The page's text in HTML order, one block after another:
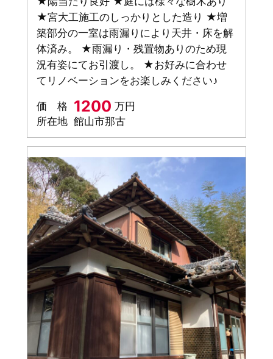
★宮大工施工のしっかりとした造り ★増
築部分の一室は雨漏りにより天井・床を解
体済み。 ★雨漏り・残置物ありのため現
況有姿にてお引渡し。 ★お好みに合わせ
てリノベーションをお楽しみください♪
価 格 1200 万円
所在地 館山市那古